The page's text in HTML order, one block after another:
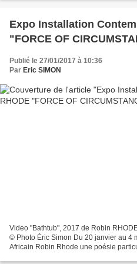
Expo Installation
"FORCE OF
Publié le 27/01/2017 à 10:36
Par Eric SIMON
Video "Bathtub", 2017 de Robin
© Photo Éric Simon Du 20 janvier au 4
Africain Robin Rhode une poésie